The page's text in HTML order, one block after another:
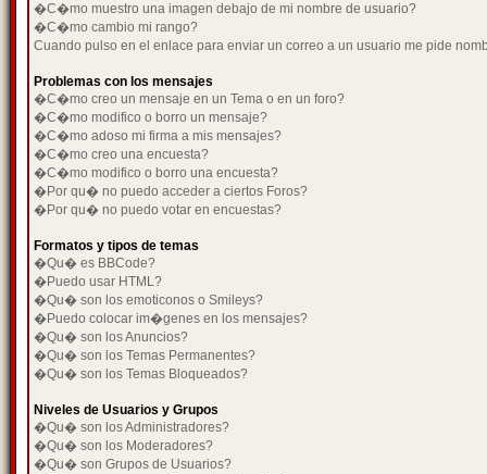
�C�mo muestro una imagen debajo de mi nombre de usuario?
�C�mo cambio mi rango?
Cuando pulso en el enlace para enviar un correo a un usuario me pide
Problemas con los mensajes
�C�mo creo un mensaje en un Tema o en un foro?
�C�mo modifico o borro un mensaje?
�C�mo adoso mi firma a mis mensajes?
�C�mo creo una encuesta?
�C�mo modifico o borro una encuesta?
�Por qu� no puedo acceder a ciertos Foros?
�Por qu� no puedo votar en encuestas?
Formatos y tipos de temas
�Qu� es BBCode?
�Puedo usar HTML?
�Qu� son los emoticonos o Smileys?
�Puedo colocar im�genes en los mensajes?
�Qu� son los Anuncios?
�Qu� son los Temas Permanentes?
�Qu� son los Temas Bloqueados?
Niveles de Usuarios y Grupos
�Qu� son los Administradores?
�Qu� son los Moderadores?
�Qu� son Grupos de Usuarios?